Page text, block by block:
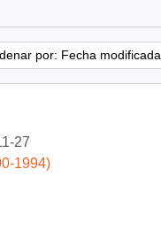
por: Fecha modificada
27
1994)